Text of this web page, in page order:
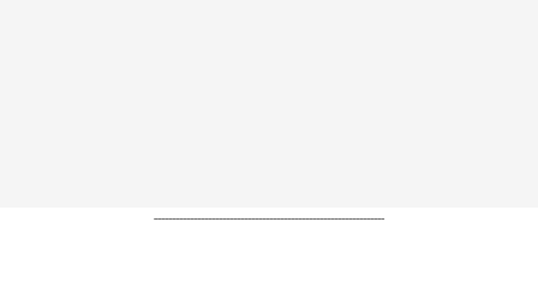
----------------------------------------------------------------